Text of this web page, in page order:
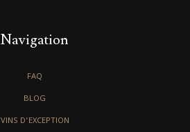
Navigation
FAQ
BLOG
VINS D’EXCEPTION